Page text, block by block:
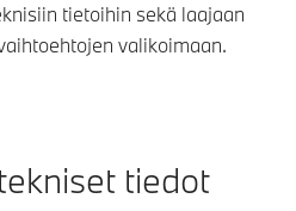
tietoihin sekä laajaan
valikoimaan.
tiedot